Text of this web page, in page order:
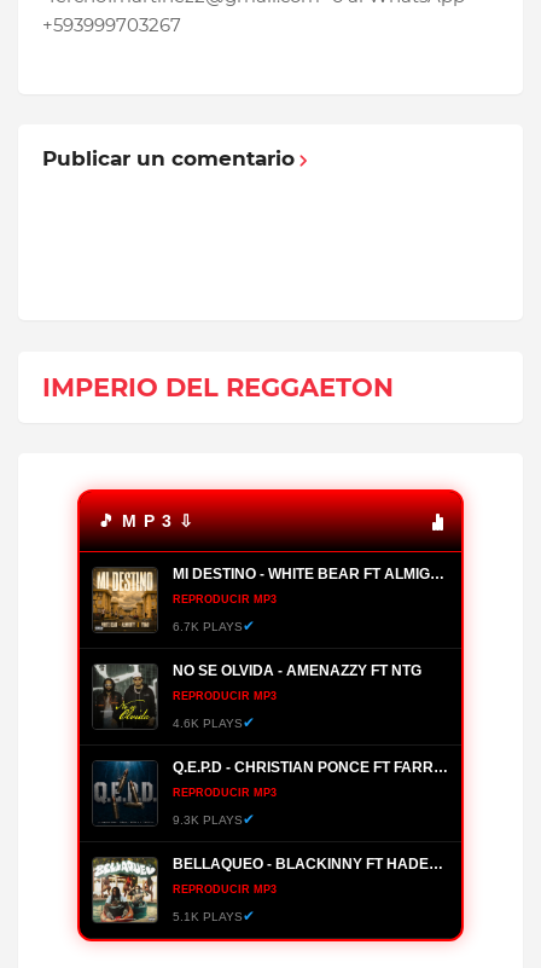
+593999703267
Publicar un comentario
IMPERIO DEL REGGAETON
🎵 M P 3 ⇩
MI DESTINO - WHITE BEAR FT ALMIGHTY, YOMO
REPRODUCIR MP3
6.7K PLAYS✔
NO SE OLVIDA - AMENAZZY FT NTG
REPRODUCIR MP3
4.6K PLAYS✔
Q.E.P.D - CHRISTIAN PONCE FT FARRUKO, HANZEL LA H, FRONTI
REPRODUCIR MP3
9.3K PLAYS✔
BELLAQUEO - BLACKINNY FT HADES66
REPRODUCIR MP3
5.1K PLAYS✔